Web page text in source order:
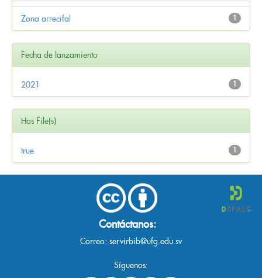
1
Zona arrecifal
Fecha de lanzamiento
1
2021
Has File(s)
1
true
Contáctanos:
Correo: servirbib@ufg.edu.sv
Síguenos: